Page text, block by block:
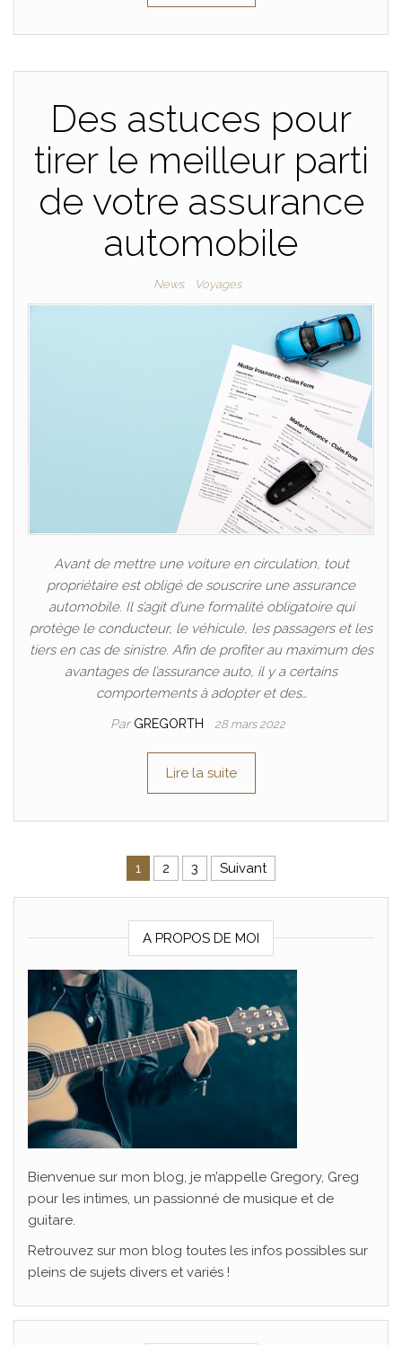
Des astuces pour
tirer le meilleur parti
de votre assurance
automobile
News Voyages
Avant de mettre une voiture en circulation, tout
propriétaire est obligé de souscrire une assurance
automobile. Il s’agit d’une formalité obligatoire qui
protège le conducteur, le véhicule, les passagers et les
tiers en cas de sinistre. Afin de profiter au maximum des
avantages de l’assurance auto, il y a certains
comportements à adopter et des…
Par GREGORTH 28 mars 2022
Lire la suite
Pagination des publications
1 2 3 Suivant
A PROPOS DE MOI
Bienvenue sur mon blog, je m’appelle Gregory, Greg
pour les intimes, un passionné de musique et de
guitare.
Retrouvez sur mon blog toutes les infos possibles sur
pleins de sujets divers et variés !